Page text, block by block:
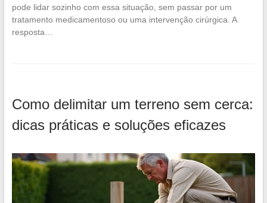
pode lidar sozinho com essa situação, sem passar por um
tratamento medicamentoso ou uma intervenção cirúrgica. A
resposta…
Como delimitar um terreno sem cerca:
dicas práticas e soluções eficazes